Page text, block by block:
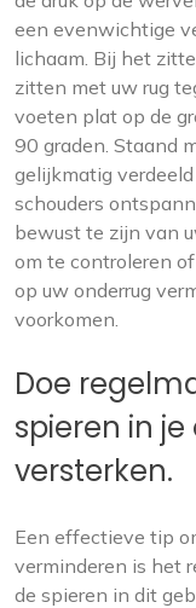
een evenwichtige
lichaam. Bij het
zitten met uw rug
voeten plat op de
90 graden. Staand
gelijkmatig
schouders
bewust te zijn van
om te controleren
op uw onderrug
voorkomen.
Doe
spieren in
versterken.
Een effectieve tip
verminderen is het
de spieren in dit